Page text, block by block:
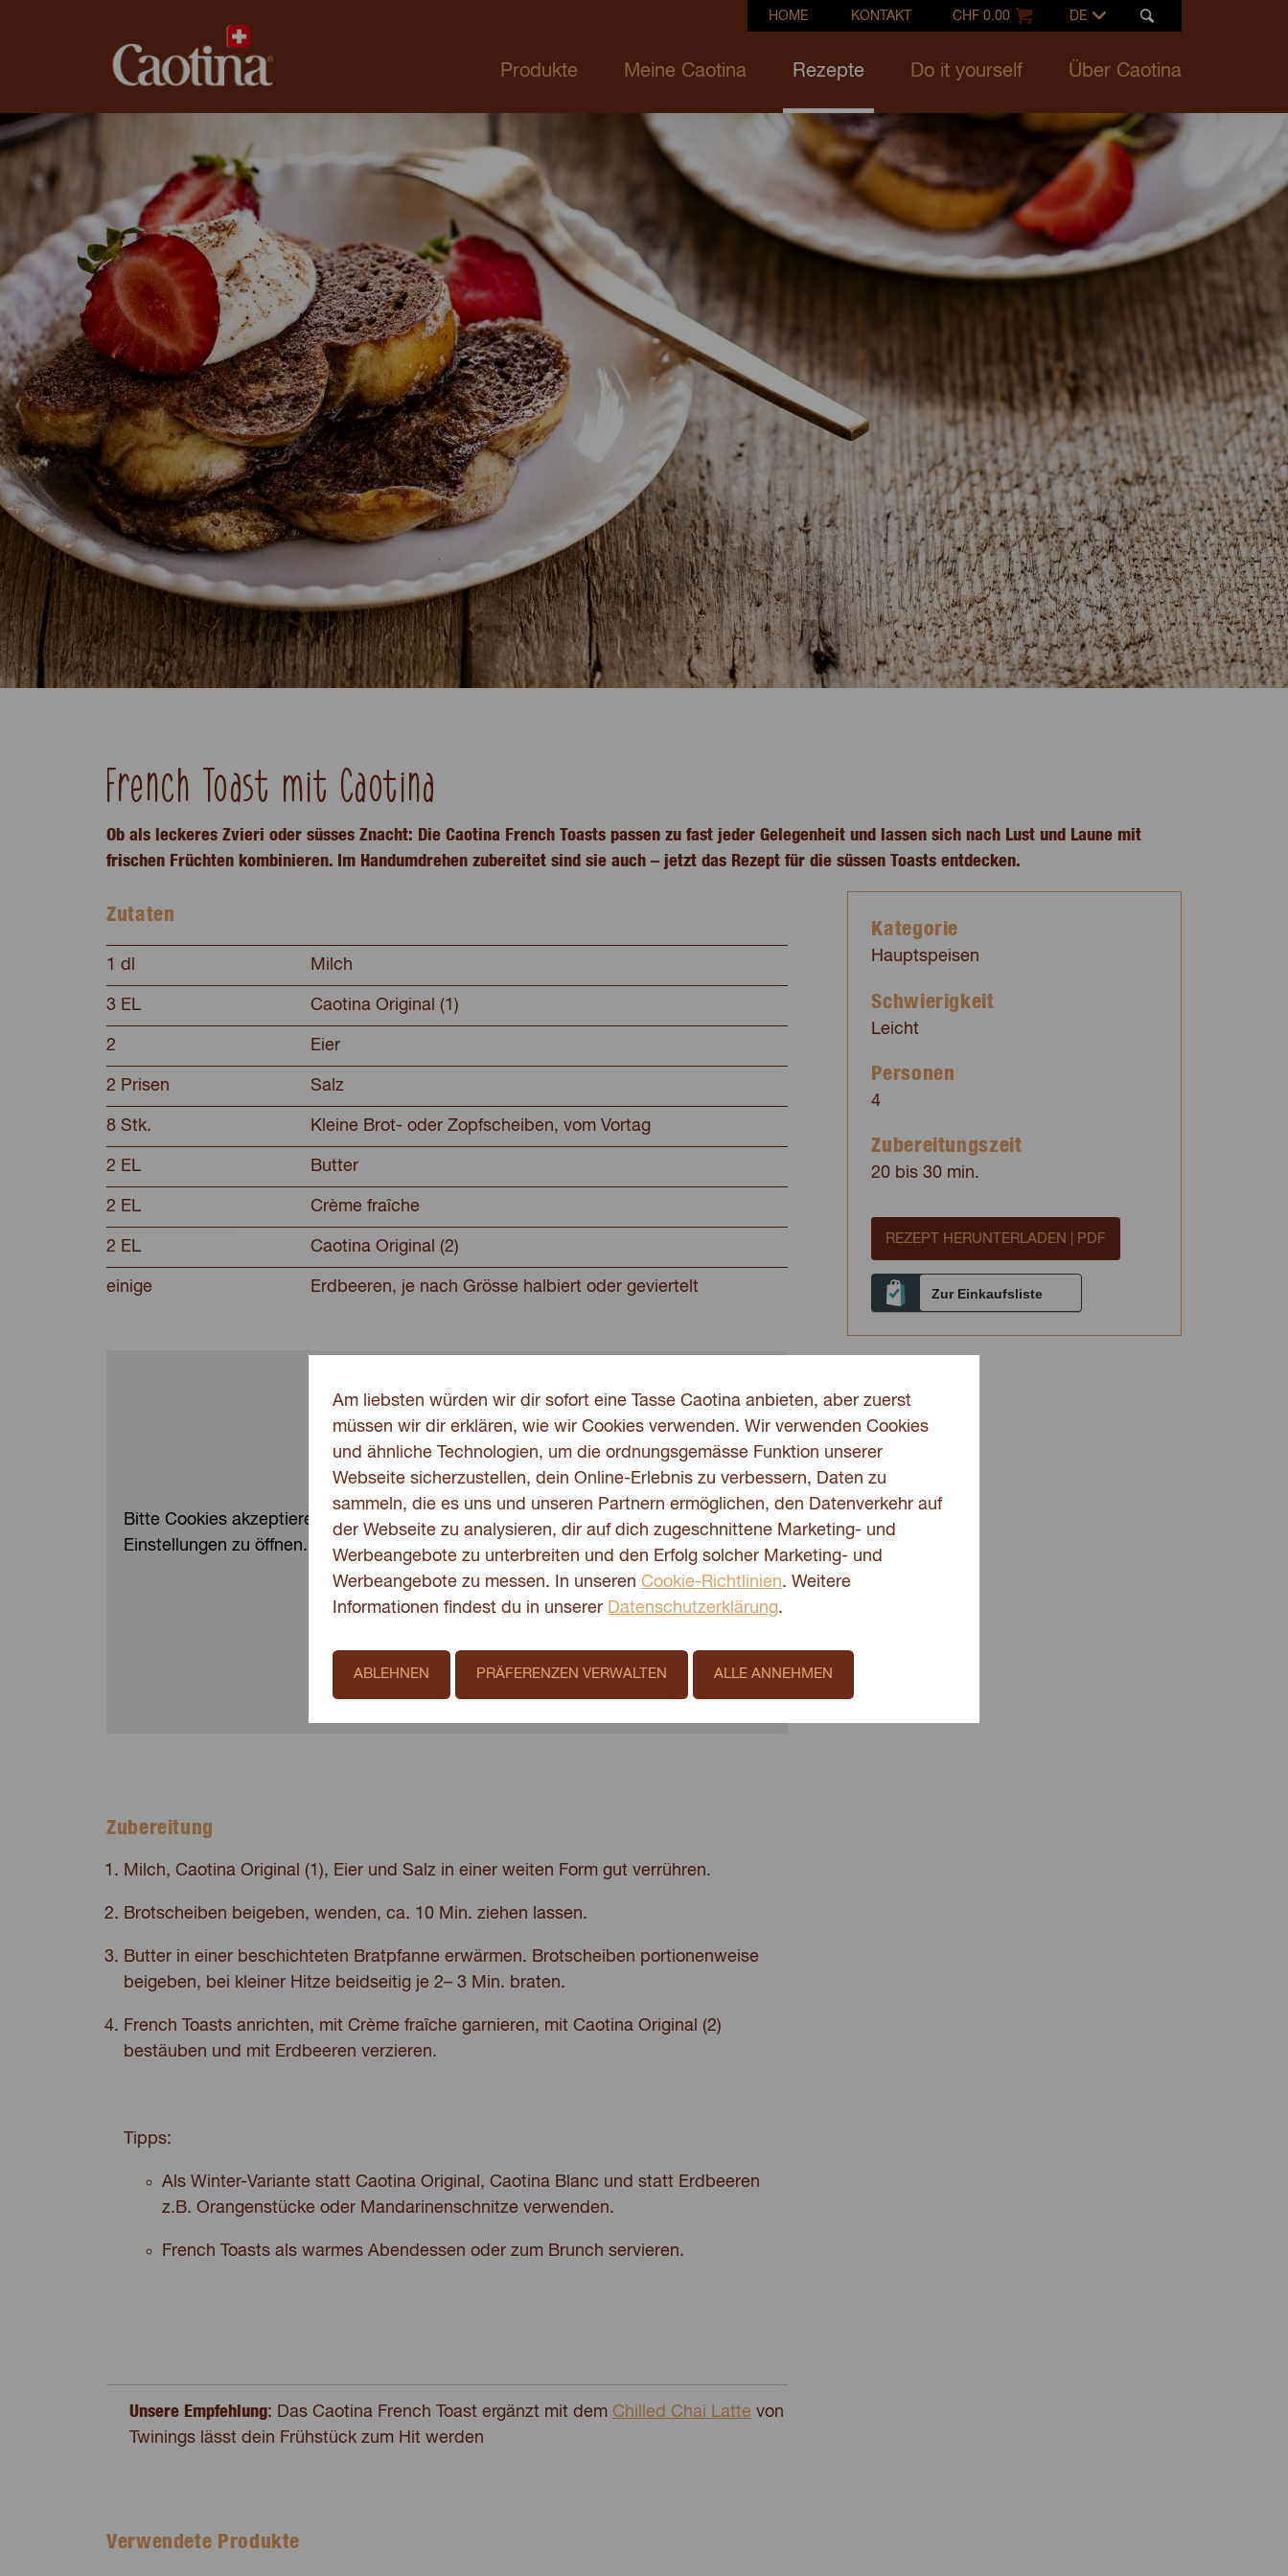
caotina.ch
HOME KONTAKT CHF 0.00 DE
Produkte Meine Caotina Rezepte Do it yourself Über Caotina
French Toast mit Caotina
Ob als leckeres Zvieri oder süsses Znacht: Die Caotina French Toasts passen zu fast jeder Gelegenheit und lassen sich nach Lust und Laune mit
frischen Früchten kombinieren. Im Handumdrehen zubereitet sind sie auch – jetzt das Rezept für die süssen Toasts entdecken.
Kategorie
Hauptspeisen
Schwierigkeit
Leicht
Personen
4
Zubereitungszeit
20 bis 30 min.
REZEPT HERUNTERLADEN | PDF
Zur Einkaufsliste
Zutaten
1 dl Milch
3 EL Caotina Original (1)
2 Eier
2 Prisen Salz
8 Stk. Kleine Brot- oder Zopfscheiben, vom Vortag
2 EL Butter
2 EL Crème fraîche
2 EL Caotina Original (2)
einige Erdbeeren, je nach Grösse halbiert oder geviertelt
Bitte Cookies akzeptieren um das Video zu laden. Hier klicken um die Cookie
Einstellungen zu öffnen.
Zubereitung
Milch, Caotina Original (1), Eier und Salz in einer weiten Form gut verrühren.
Brotscheiben beigeben, wenden, ca. 10 Min. ziehen lassen.
Butter in einer beschichteten Bratpfanne erwärmen. Brotscheiben portionenweise
beigeben, bei kleiner Hitze beidseitig je 2– 3 Min. braten.
French Toasts anrichten, mit Crème fraîche garnieren, mit Caotina Original (2)
bestäuben und mit Erdbeeren verzieren.
Tipps:
Als Winter-Variante statt Caotina Original, Caotina Blanc und statt Erdbeeren
z.B. Orangenstücke oder Mandarinenschnitze verwenden.
French Toasts als warmes Abendessen oder zum Brunch servieren.
Unsere Empfehlung: Das Caotina French Toast ergänzt mit dem Chilled Chai Latte von
Twinings lässt dein Frühstück zum Hit werden
Verwendete Produkte
Am liebsten würden wir dir sofort eine Tasse Caotina anbieten, aber zuerst
müssen wir dir erklären, wie wir Cookies verwenden. Wir verwenden Cookies
und ähnliche Technologien, um die ordnungsgemässe Funktion unserer
Webseite sicherzustellen, dein Online-Erlebnis zu verbessern, Daten zu
sammeln, die es uns und unseren Partnern ermöglichen, den Datenverkehr auf
der Webseite zu analysieren, dir auf dich zugeschnittene Marketing- und
Werbeangebote zu unterbreiten und den Erfolg solcher Marketing- und
Werbeangebote zu messen. In unseren Cookie-Richtlinien. Weitere
Informationen findest du in unserer Datenschutzerklärung.
ABLEHNEN PRÄFERENZEN VERWALTEN ALLE ANNEHMEN